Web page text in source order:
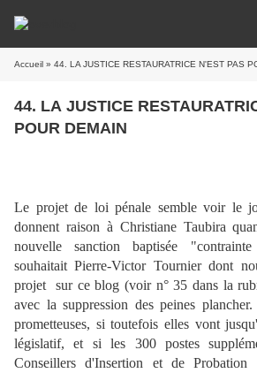
Accueil » 44. LA JUSTICE RESTAURATRICE N'EST PAS
44. LA JUSTICE
POUR DEMAIN
Le projet de loi pénale semble voir le
donnent raison à Christiane Taubira
nouvelle sanction baptisée
souhaitait Pierre-Victor Tournier dont
projet sur ce blog (voir n° 35 dans la
avec la suppression des peines
prometteuses, si toutefois elles vont
législatif, et si les 300 postes
Conseillers d'Insertion et de